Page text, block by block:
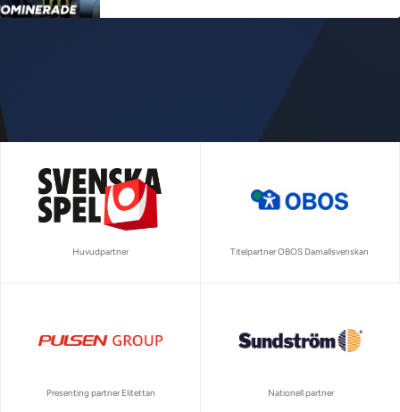
Huvudpartner Titelpartner OBOS Damallsvenskan
Presenting partner Elitettan Nationell partner